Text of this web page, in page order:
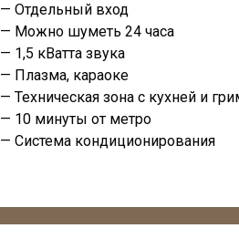
— Отдельный вход
— Можно шуметь 24 часа
— 1,5 кВатта звука
— Плазма, караоке
— Техническая зона c кухней и
— 10 минуты от метро
— Система кондиционирования